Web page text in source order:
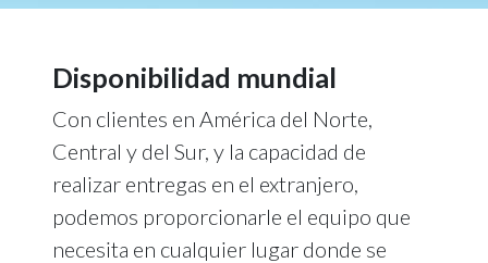
Disponibilidad mundial
Con clientes en América del Norte,
Central y del Sur, y la capacidad de
realizar entregas en el extranjero,
podemos proporcionarle el equipo que
necesita en cualquier lugar donde se